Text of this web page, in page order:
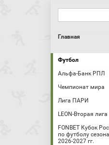
Главная
Футбол
Альфа-Банк РПЛ
Чемпионат мира
Лига ПАРИ
LEON-Вторая лига
FONBET Кубок
по футболу сезона
2026-2027 гг.